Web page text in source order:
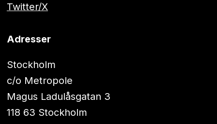
Twitter/X
Adresser
Stockholm
c/o Metropole
Magus Ladulåsgatan 3
118 63 Stockholm